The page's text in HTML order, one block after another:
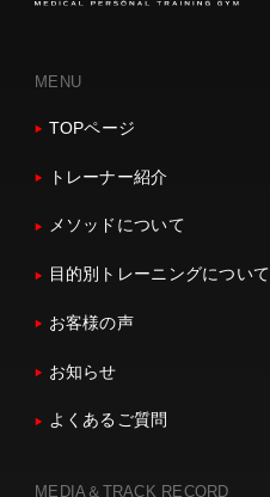
MENU
TOPページ
トレーナー紹介
メソッドについて
目的別トレーニングについて
お客様の声
お知らせ
よくあるご質問
MEDIA＆TRACK RECORD